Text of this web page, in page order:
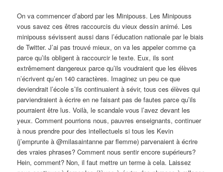
On va commencer d’abord par les Minipouss. Les Minipouss
vous savez ces êtres raccourcis du vieux dessin animé. Les
minipouss sévissent aussi dans l’éducation nationale par le biais
de Twitter. J’ai pas trouvé mieux, on va les appeler comme ça
parce qu’ils obligent à raccourcir le texte. Eux, ils sont
extrêmement dangereux parce qu’ils voudraient que les élèves
n’écrivent qu’en 140 caractères. Imaginez un peu ce que
deviendrait l’école s’ils continuaient à sévir, tous ces élèves qui
parviendraient à écrire en ne faisant pas de fautes parce qu’ils
pourraient être lus. Voilà, le scandale vous l’avez devant les
yeux. Comment pourrions nous, pauvres enseignants, continuer
à nous prendre pour des intellectuels si tous les Kevin
(j’emprunte à @milasaintanne par flemme) parvenaient à écrire
des vraies phrases? Comment nous sentir encore supérieurs?
Hein, comment? Non, il faut mettre un terme à cela. Laissez